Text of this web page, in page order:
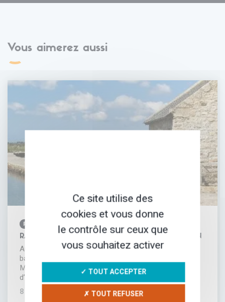
Vous aimerez aussi
RANDONNÉE PÉDESTRE
RANDONNÉE LE LONG DU GOLFE DU MORBIHAN
Au plus près du littoral breton, en suivant les sentiers
balisés, vous découvrez le cadre unique du Golfe du
Morbihan. Cette petite mer intérieure parsemée
d’innombrables îles que vous accosterez, ne…
8 JOURS
Ce site utilise des
cookies et vous donne
le contrôle sur ceux que
vous souhaitez activer
✓ TOUT ACCEPTER
✗ TOUT REFUSER